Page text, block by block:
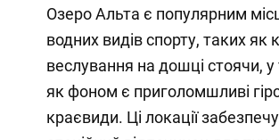
Озеро Альта є популярним
водних видів спорту, таких як
веслування на дошці стоячи, у
як фоном є приголомшливі
краєвиди. Ці локації